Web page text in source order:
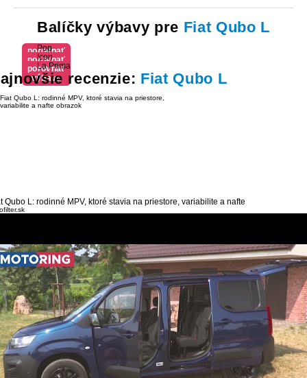
Balíčky výbavy pre Fiat Qubo L
porovnať
výbavu
Pop
porovnať
výbavu
Icon
porovnať
výbavu
La Prima
recenzie: Fiat Qubo L
Qubo L: rodinné MPV, ktoré stavia na priestore, variabilite a nafte